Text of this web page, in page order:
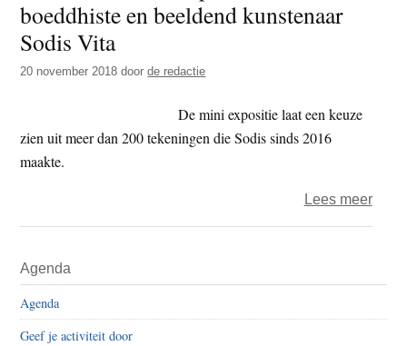
t
e
e
s
i
boeddhiste en beeldend kunstenaar
Sodis Vita
20 november 2018 doorde redactie
De mini expositie laat een keuze
zien uit meer dan 200 tekeningen die Sodis sinds 2016
maakte.
Lees meerover
van
Sidebar
Agenda
Agenda
Geef je activiteit door